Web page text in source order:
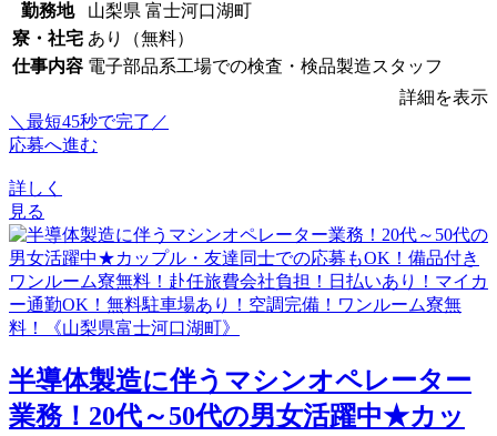
勤務地
山梨県 富士河口湖町
寮・社宅 あり（無料）
仕事内容 電子部品系工場での検査・検品製造スタッフ
詳細を表示
＼最短45秒で完了／
応募へ進む
詳しく
見る
半導体製造に伴うマシンオペレーター
業務！20代～50代の男女活躍中★カッ